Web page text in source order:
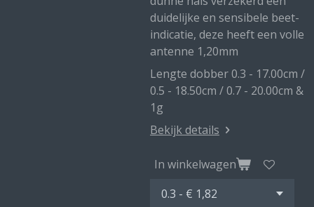
duidelijke en sensibele beet-
indicatie, deze heeft een volle
antenne 1,20mm
Lengte dobber 0.3 - 17.00cm /
0.5 - 18.50cm / 0.7 - 20.00cm &
1g
Bekijk details
In winkelwagen